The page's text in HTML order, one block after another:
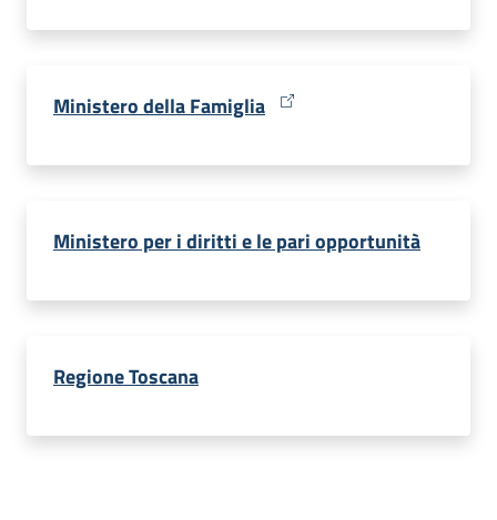
Ministero della Famiglia
Ministero per i diritti e le pari opportunità
Regione Toscana